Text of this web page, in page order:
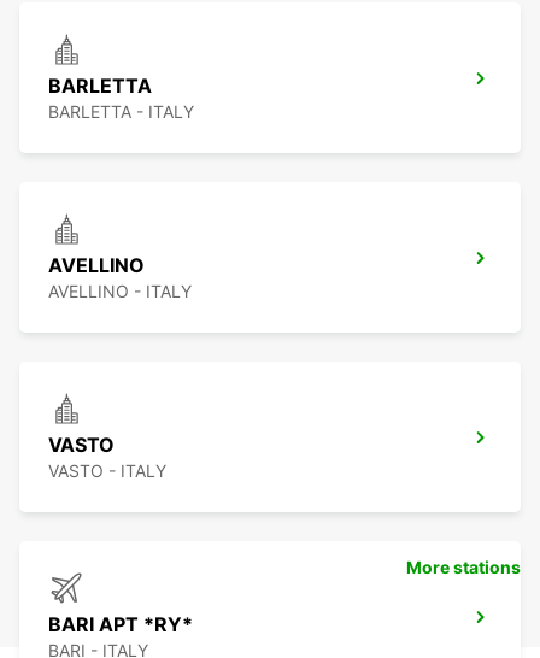
BARLETTA
BARLETTA - ITALY
AVELLINO
AVELLINO - ITALY
VASTO
VASTO - ITALY
BARI APT *RY*
BARI - ITALY
More stations